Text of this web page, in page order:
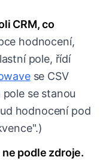
CRM, co
hodnocení,
pole, řídí
se CSV
se stanou
hodnocení pod
podle zdroje.